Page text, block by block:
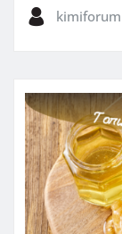
kimiforum